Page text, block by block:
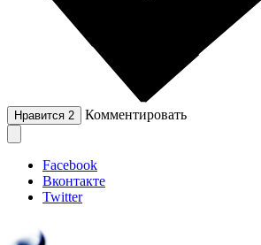
Нравится 2 Комментировать
Facebook
Вконтакте
Twitter